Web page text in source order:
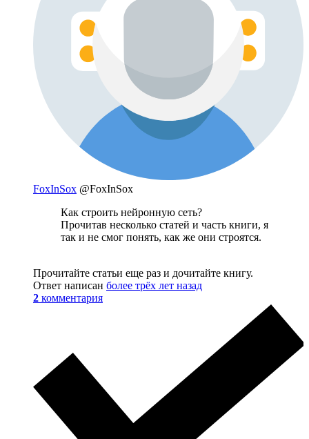
FoxInSox @FoxInSox
Как строить нейронную сеть?
Прочитав несколько статей и часть книги, я
так и не смог понять, как же они строятся.
Прочитайте статьи еще раз и дочитайте книгу.
Ответ написан более трёх лет назад
2 комментария